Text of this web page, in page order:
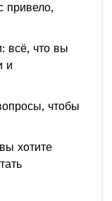
привело,
всё, что вы
и
чтобы
хотите